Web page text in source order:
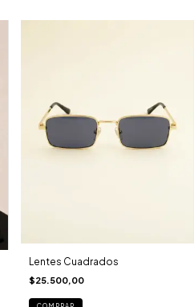
Lentes Cuadrados
$25.500,00